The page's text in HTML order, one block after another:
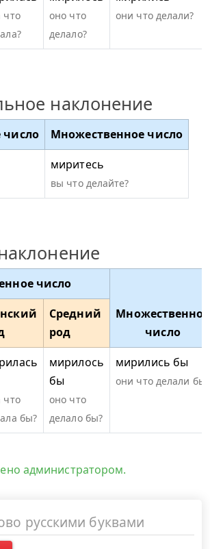
что
оно что
делало?
они что делали?
наклонение
число
Множественное число
миритесь
вы что делайте?
число
Множественное
число
Средний
род
что
бы?
мирилось
бы
оно что
делало бы?
мирились бы
они что делали бы?
администратором.